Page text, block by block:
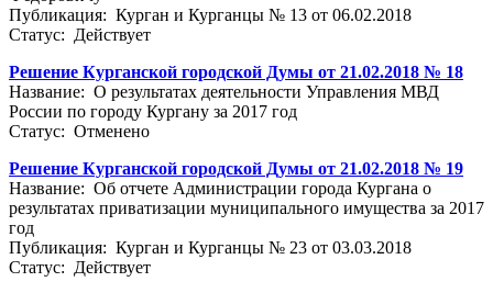
Публикация: Курган и Курганцы № 13 от 06.02.2018
Статус: Действует
Решение Курганской городской Думы от 21.02.2018 № 18
Название: О результатах деятельности Управления МВД
России по городу Кургану за 2017 год
Статус: Отменено
Решение Курганской городской Думы от 21.02.2018 № 19
Название: Об отчете Администрации города Кургана о
результатах приватизации муниципального имущества за 2017
год
Публикация: Курган и Курганцы № 23 от 03.03.2018
Статус: Действует